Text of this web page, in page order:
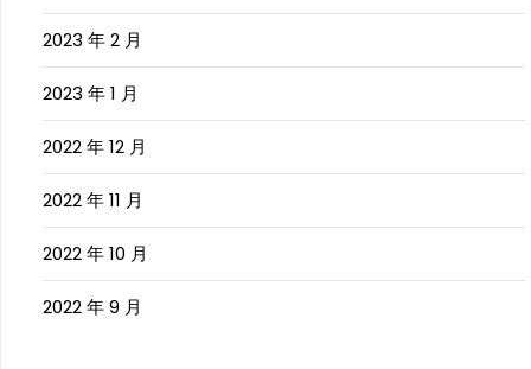
2023 年 2 月
2023 年 1 月
2022 年 12 月
2022 年 11 月
2022 年 10 月
2022 年 9 月